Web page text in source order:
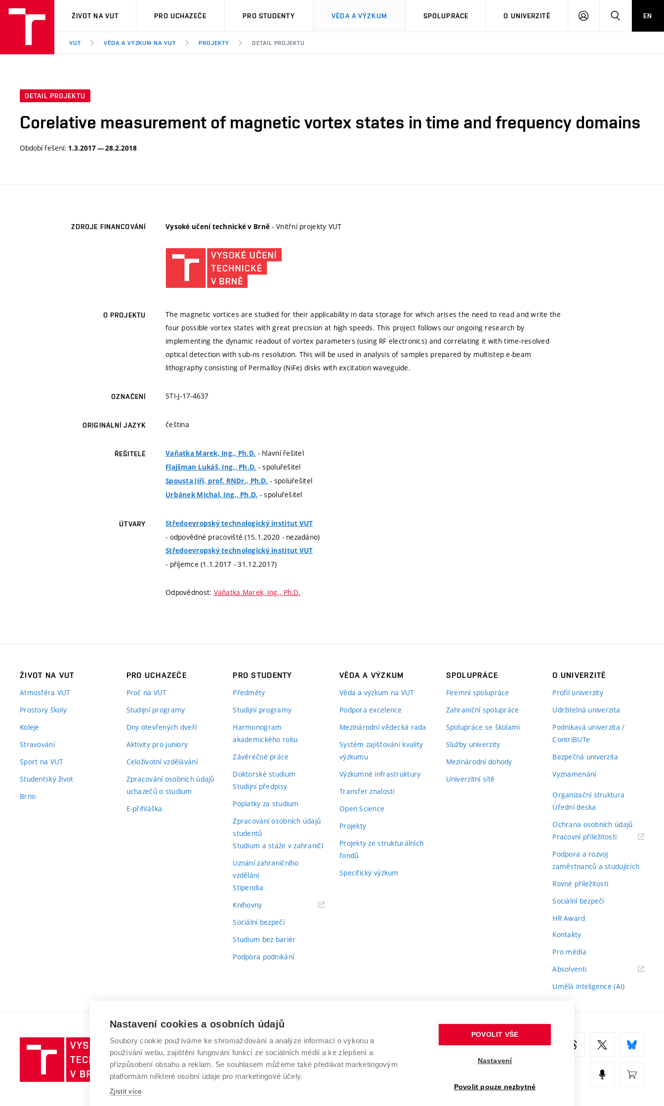
VUT
ŽIVOT NA VUT PRO UCHAZEČE PRO STUDENTY VĚDA A VÝZKUM SPOLUPRÁCE O UNIVERZITĚ
PŘIHLÁSIT HLEDATEN
VUT VĚDA A VÝZKUM NA VUT PROJEKTY DETAIL PROJEKTU
DETAIL PROJEKTU
Corelative measurement of magnetic vortex states in time and frequency domains
Období řešení: 1.3.2017 — 28.2.2018
ZDROJE FINANCOVÁNÍ Vysoké učení technické v Brně - Vnitřní projekty VUT
O PROJEKTU
The magnetic vortices are studied for their applicability in data storage for which arises the need to read and write the
four possible vortex states with great precision at high speeds. This project follows our ongoing research by
implementing the dynamic readout of vortex parameters (using RF electronics) and correlating it with time-resolved
optical detection with sub-ns resolution. This will be used in analysis of samples prepared by multistep e-beam
lithography consisting of Permalloy (NiFe) disks with excitation waveguide.
OZNAČENÍ STI-J-17-4637
ORIGINÁLNÍ JAZYK čeština
ŘEŠITELÉ Vaňatka Marek, Ing., Ph.D. - hlavní řešitel
Flajšman Lukáš, Ing., Ph.D. - spoluřešitel
Spousta Jiří, prof. RNDr., Ph.D. - spoluřešitel
Urbánek Michal, Ing., Ph.D. - spoluřešitel
ÚTVARY Středoevropský technologický institut VUT
- odpovědné pracoviště (15.1.2020 - nezadáno)
Středoevropský technologický institut VUT
- příjemce (1.1.2017 - 31.12.2017)
Odpovědnost: Vaňatka Marek, Ing., Ph.D.
ŽIVOT NA VUT
Atmosféra VUT
Prostory školy
Koleje
Stravování
Sport na VUT
Studentský život
Brno
PRO UCHAZEČE
Proč na VUT
Studijní programy
Dny otevřených dveří
Aktivity pro juniory
Celoživotní vzdělávání
Zpracování osobních údajů
uchazečů o studium
E-přihláška
PRO STUDENTY
Předměty
Studijní programy
Harmonogram
akademického roku
Závěrečné práce
Doktorské studium
Studijní předpisy
Poplatky za studium
Zpracování osobních údajů
studentů
Studium a stáže v zahraničí
Uznání zahraničního
vzdělání
Stipendia
Knihovny(externí
Sociální bezpečí
Studium bez bariér
Podpora podnikání
VĚDA A VÝZKUM
Věda a výzkum na VUT
Podpora excelence
Mezinárodní vědecká rada
Systém zajišťování kvality
výzkumu
Výzkumné infrastruktury
Transfer znalostí
Open Science
Projekty
Projekty ze strukturálních
fondů
Specifický výzkum
SPOLUPRÁCE
Firemní spolupráce
Zahraniční spolupráce
Spolupráce se školami
Služby univerzity
Mezinárodní dohody
Univerzitní sítě
O UNIVERZITĚ
Profil univerzity
Udržitelná univerzita
Podnikavá univerzita /
ContriBUTe
Bezpečná univerzita
Vyznamenání
Organizační struktura
Úřední deska
Ochrana osobních údajů
Pracovní příležitosti(externí
Podpora a rozvoj
zaměstnanců a studujících
Rovné příležitosti
Sociální bezpečí
HR Award
Kontakty
Pro média
Absolventi(externí
Umělá inteligence (AI)
Vysoké
učení
technické
v
VYSOKÉ UČENÍ TECHNICKÉ V BRNĚ
Antonínská 548/1
602 00 Brno
www.vut.cz
Nastavení cookies a osobních údajů
Soubory cookie používáme ke shromažďování a analýze informací o výkonu a
používání webu, zajištění fungování funkcí ze sociálních médií a ke zlepšení a
přizpůsobení obsahu a reklam. Se souhlasem můžeme také předávat marketingovým
platformám některé osobní údaje pro marketingové účely.
Zjistit více
POVOLIT VŠE
Nastavení
Povolit pouze nezbytné